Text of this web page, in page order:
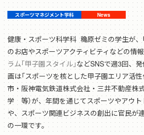
健康・スポーツ科学科 穐原ゼミの学生が
のお店やスポーツアクティビティなどの情
ラム｢甲子園スタイル｣などSNSで週3回、
画は「スポーツを核とした甲子園エリア活性
市・阪神電気鉄道株式会社・三井不動産株
学 等）が、年間を通じてスポーツやアウ
や、スポーツ関連ビジネスの創出に官民が
の一環です。